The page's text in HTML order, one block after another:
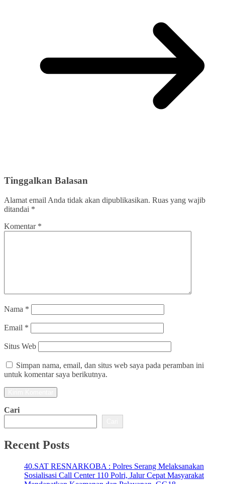
Tinggalkan Balasan
Alamat email Anda tidak akan dipublikasikan. Ruas yang wajib
ditandai *
Komentar *
Nama *
Email *
Situs Web
Simpan nama, email, dan situs web saya pada peramban ini
untuk komentar saya berikutnya.
Cari
Recent Posts
40.SAT RESNARKOBA : Polres Serang Melaksanakan
Sosialisasi Call Center 110 Polri, Jalur Cepat Masyarakat